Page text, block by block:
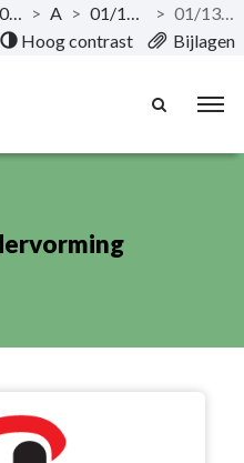
01/13 Afvalbeleid > Actieplan> 01/13/SAP/01 Optimalisering afvalophaling >
01/13/SAP/01/01 Hervorming Ivarembelasting
Hoog contrast Bijlagen